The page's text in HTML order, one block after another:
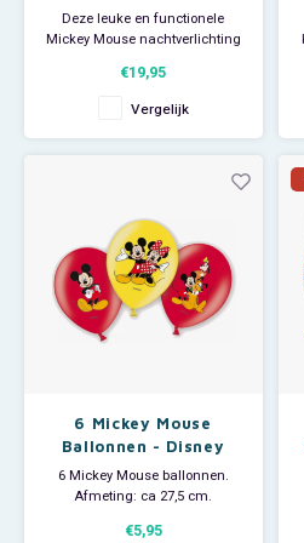
Zaklamp - Disney
Deze leuke en functionele
Mickey Mouse nachtverlichting
functie van nachtlampje en
zaklamp om hun 's nachts te
helpen de weg naar de
badkamer te vinden. Het
een geruststellende gloed en
€19,95
Vergelijk
6 Mickey Mouse
Ballonnen - Disney
6 Mickey Mouse ballonnen.
Afmeting: ca 27,5 cm.
Je Mickey Mouse kinderfeestje
€5,95